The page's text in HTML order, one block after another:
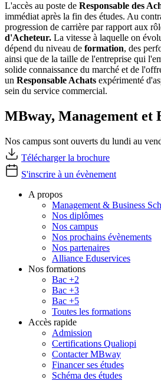
L'accès au poste de Responsable des
immédiat après la fin des études. Au
progression de carrière par rapport aux
d'Acheteur. La vitesse à laquelle on
dépend du niveau de formation, des
ainsi que de la taille de l'entreprise qui
solide connaissance du marché et de
un Responsable Achats expérimenté
sein du service commercial.
MBway, Management et
Nos campus sont ouverts du lundi au
Télécharger la brochure
S'inscrire à un évènement
A propos
Management & Business
Nos diplômes
Nos campus
Nos prochains évènements
Nos partenaires
Alliance Eduservices
Nos formations
Bac +2
Bac +3
Bac +5
Toutes les formations
Accès rapide
Admission
Certifications Qualiopi
Contacter MBway
Financer ses études
Schéma des études